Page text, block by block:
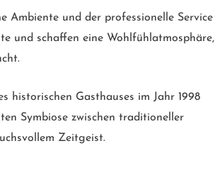
Ambiente und der professionelle Service
und schaffen eine Wohlfühlatmosphäre,
historischen Gasthauses im Jahr 1998
Symbiose zwischen traditioneller
Zeitgeist.